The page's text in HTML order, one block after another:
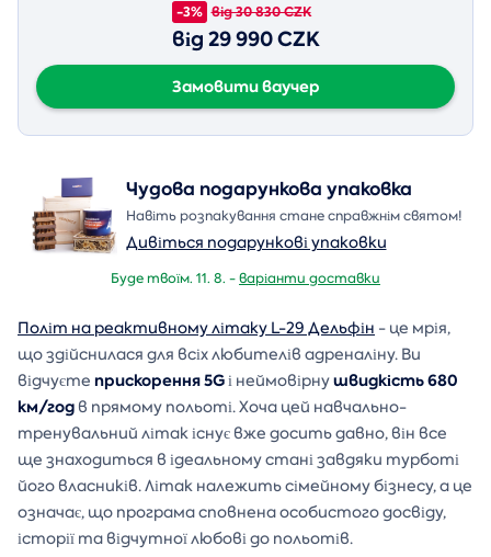
-3% від 30 830 CZK
від 29 990 CZK
Замовити ваучер
Чудова подарункова упаковка
Навіть розпакування стане справжнім святом!
Дивіться подарункові упаковки
Буде твоїм. 11. 8. -варіанти доставки
Політ на реактивному літаку L-29 Дельфін - це мрія,
що здійснилася для всіх любителів адреналіну. Ви
відчуєте прискорення 5Gі неймовірнушвидкість 680
км/год в прямому польоті. Хоча цей навчально-
тренувальний літак існує вже досить давно, він все
ще знаходиться в ідеальному стані завдяки турботі
його власників. Літак належить сімейному бізнесу, а це
означає, що програма сповнена особистого досвіду,
історії та відчутної любові до польотів.